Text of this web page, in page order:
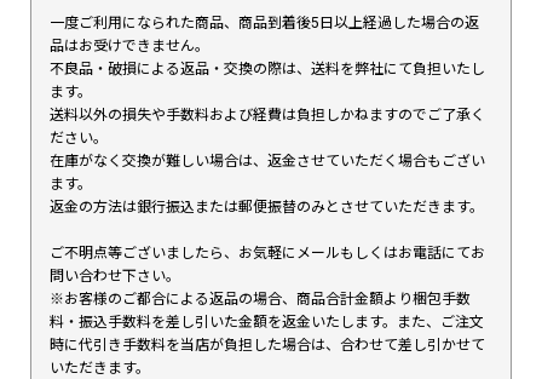
一度ご利用になられた商品、商品到着後5日以上経過した場合の返
品はお受けできません。
不良品・破損による返品・交換の際は、送料を弊社にて負担いたし
ます。
送料以外の損失や手数料および経費は負担しかねますのでご了承く
ださい。
在庫がなく交換が難しい場合は、返金させていただく場合もござい
ます。
返金の方法は銀行振込または郵便振替のみとさせていただきます。
ご不明点等ございましたら、お気軽にメールもしくはお電話にてお
問い合わせ下さい。
※お客様のご都合による返品の場合、商品合計金額より梱包手数
料・振込手数料を差し引いた金額を返金いたします。また、ご注文
時に代引き手数料を当店が負担した場合は、合わせて差し引かせて
いただきます。